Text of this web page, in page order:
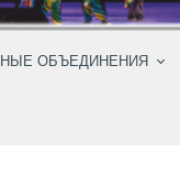
ОБЪЕДИНЕНИЯ